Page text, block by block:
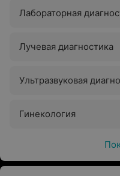
Лабораторная
Лучевая диагностика
Ультразвуковая
Гинекология